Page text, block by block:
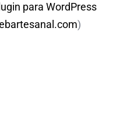
para WordPress
)